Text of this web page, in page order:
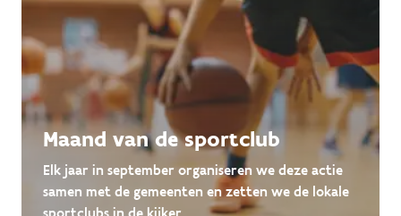
Maand van de sportclub
Elk jaar in september organiseren we deze actie
samen met de gemeenten en zetten we de lokale